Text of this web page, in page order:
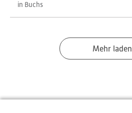
in Buchs
Mehr laden